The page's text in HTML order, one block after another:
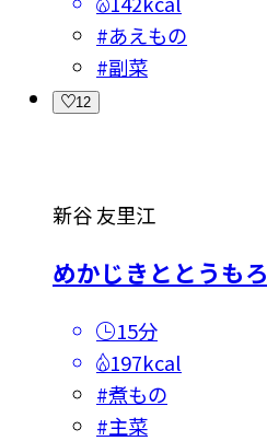
#あえもの
#副菜
12
新谷 友里江
めかじきととうも
15分
197kcal
#煮もの
#主菜